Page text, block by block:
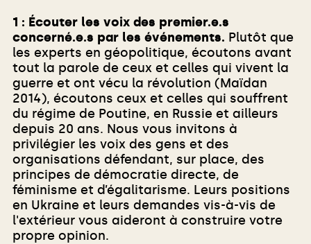
1 : Écouter les voix des premier.e.s
concerné.e.s par les événements. Plutôt que
les experts en géopolitique, écoutons avant
tout la parole de ceux et celles qui vivent la
guerre et ont vécu la révolution (Maïdan
2014), écoutons ceux et celles qui souffrent
du régime de Poutine, en Russie et ailleurs
depuis 20 ans. Nous vous invitons à
privilégier les voix des gens et des
organisations défendant, sur place, des
principes de démocratie directe, de
féminisme et d’égalitarisme. Leurs positions
en Ukraine et leurs demandes vis-à-vis de
l'extérieur vous aideront à construire votre
propre opinion.